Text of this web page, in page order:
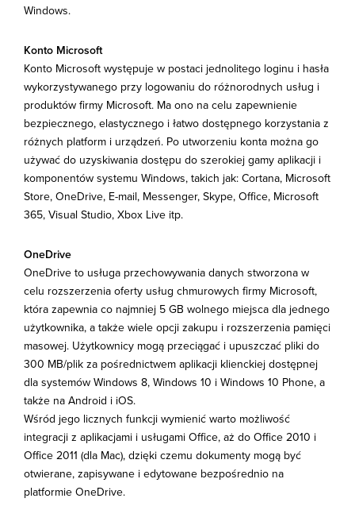
Windows.
Konto Microsoft
Konto Microsoft występuje w postaci jednolitego loginu i hasła
wykorzystywanego przy logowaniu do różnorodnych usług i
produktów firmy Microsoft. Ma ono na celu zapewnienie
bezpiecznego, elastycznego i łatwo dostępnego korzystania z
różnych platform i urządzeń. Po utworzeniu konta można go
używać do uzyskiwania dostępu do szerokiej gamy aplikacji i
komponentów systemu Windows, takich jak: Cortana, Microsoft
Store, OneDrive, E-mail, Messenger, Skype, Office, Microsoft
365, Visual Studio, Xbox Live itp.
OneDrive
OneDrive to usługa przechowywania danych stworzona w
celu rozszerzenia oferty usług chmurowych firmy Microsoft,
która zapewnia co najmniej 5 GB wolnego miejsca dla jednego
użytkownika, a także wiele opcji zakupu i rozszerzenia pamięci
masowej. Użytkownicy mogą przeciągać i upuszczać pliki do
300 MB/plik za pośrednictwem aplikacji klienckiej dostępnej
dla systemów Windows 8, Windows 10 i Windows 10 Phone, a
także na Android i iOS.
Wśród jego licznych funkcji wymienić warto możliwość
integracji z aplikacjami i usługami Office, aż do Office 2010 i
Office 2011 (dla Mac), dzięki czemu dokumenty mogą być
otwierane, zapisywane i edytowane bezpośrednio na
platformie OneDrive.